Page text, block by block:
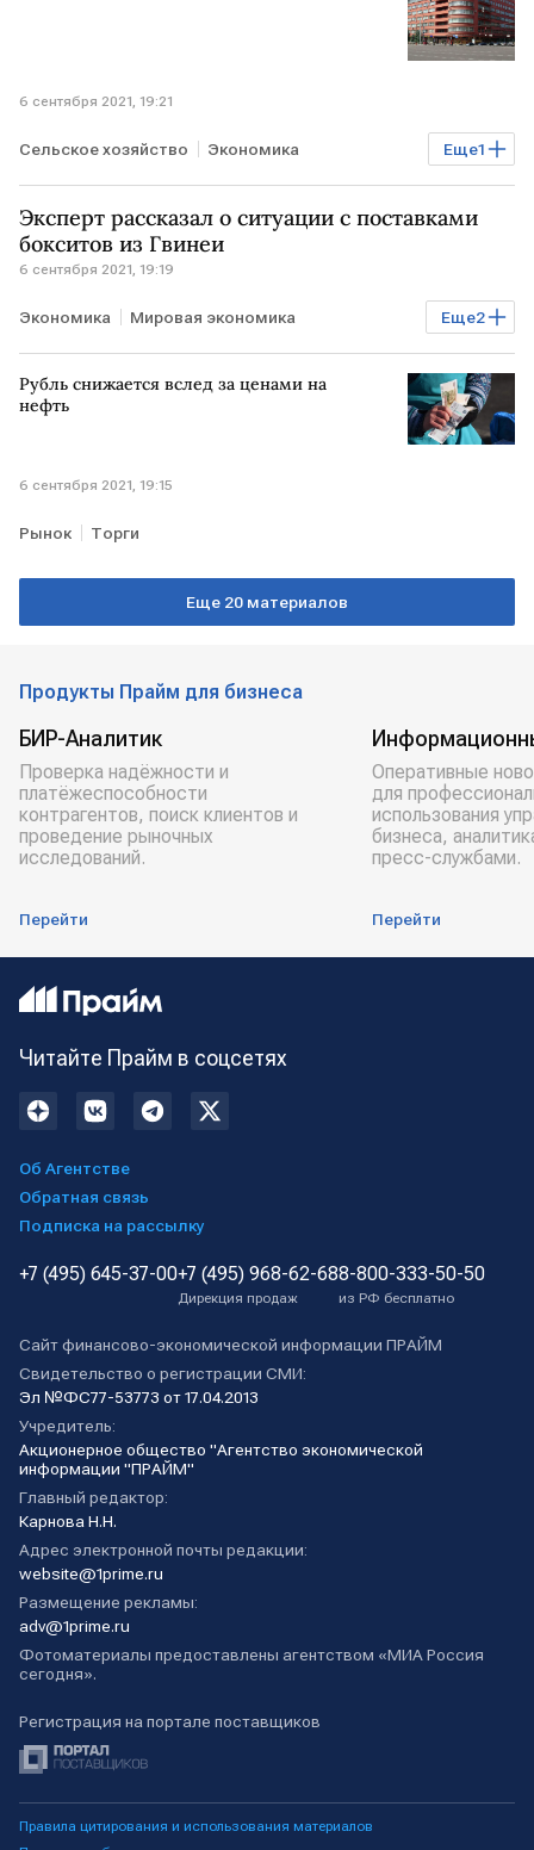
6 сентября 2021, 19:21
Еще1
Сельское хозяйство Экономика
Минсельхоз РФ
Эксперт рассказал о ситуации с поставками
бокситов из Гвинеи
6 сентября 2021, 19:19
Еще2
Экономика Мировая экономика
Промышленность Гвинея
Рубль снижается вслед за ценами на
нефть
6 сентября 2021, 19:15
Рынок Торги
Еще 20 материалов
Продукты Прайм для бизнеса
БИР-Аналитик
Проверка надёжности и
платёжеспособности
контрагентов, поиск клиентов и
проведение рыночных
исследований.
Перейти
Оперативные
для
использования
бизнеса,
пресс-службами.
Перейти
Читайте Прайм в соцсетях
Об Агентстве
Обратная связь
Подписка на рассылку
+7 (495) 645-37-00+7 (495) 968-62-68
Дирекция продаж
8-800-333-50-50
из РФ бесплатно
Сайт финансово-экономической информации ПРАЙМ
Свидетельство о регистрации СМИ:
Эл №ФС77-53773 от 17.04.2013
Учредитель:
Акционерное общество "Агентство экономической
информации "ПРАЙМ"
Главный редактор:
Карнова Н.Н.
Адрес электронной почты редакции:
website@1prime.ru
Размещение рекламы:
adv@1prime.ru
Фотоматериалы предоставлены агентством «МИА Россия
сегодня».
Регистрация на портале поставщиков
Правила цитирования и использования материалов